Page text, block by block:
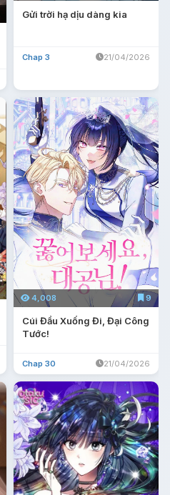
Gửi trời hạ dịu dàng kia
Chap 3 21/04/2026
4,008 9
Cúi Đầu Xuống Đi, Đại Công
Tước!
Chap 30 21/04/2026